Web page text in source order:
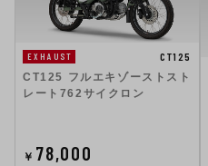
EXHAUST
CT125
CT125 フルエキゾーストスト
レート762サイクロン
￥ 78,000